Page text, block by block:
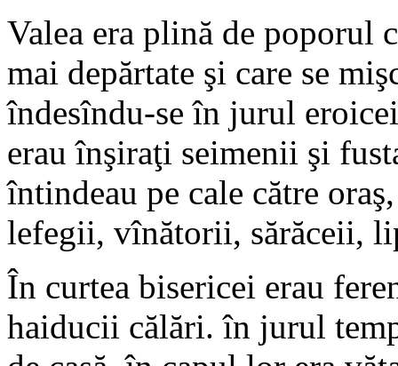
Valea era plină de poporul
mai depărtate şi care se
îndesîndu-se în jurul
erau înşiraţi seimenii şi
întindeau pe cale către
lefegii, vînătorii, sărăceii,
În curtea bisericei erau
haiducii călări. în jurul